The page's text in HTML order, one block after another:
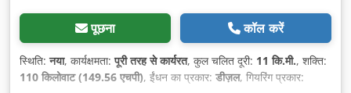
पूछना कॉल करें
स्थिति:नया, कार्यक्षमता:पूरी तरह से कार्यरत, कुल चलित दूरी: 11 कि.मी., शक्ति:
110 किलोवाट (149.56 एचपी), ईंधन का प्रकार: डीज़ल, गियरिंग प्रकार: